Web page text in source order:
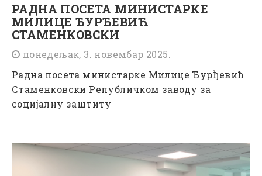
РАДНА ПОСЕТА МИНИСТАРКЕ
МИЛИЦЕ ЂУРЂЕВИЋ
СТАМЕНКОВСКИ
понедељак, 3. новембар 2025.
Радна посета министарке Милице Ђурђевић
Стаменковски Републичком заводу за
социјалну заштиту